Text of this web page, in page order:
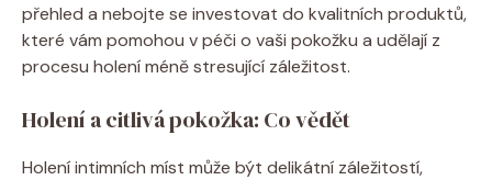
přehled a nebojte se investovat do kvalitních produktů,
které vám pomohou v péči o vaši pokožku a udělají z
procesu holení méně stresující záležitost.
Holení a citlivá pokožka: Co vědět
Holení intimních míst může být delikátní záležitostí,